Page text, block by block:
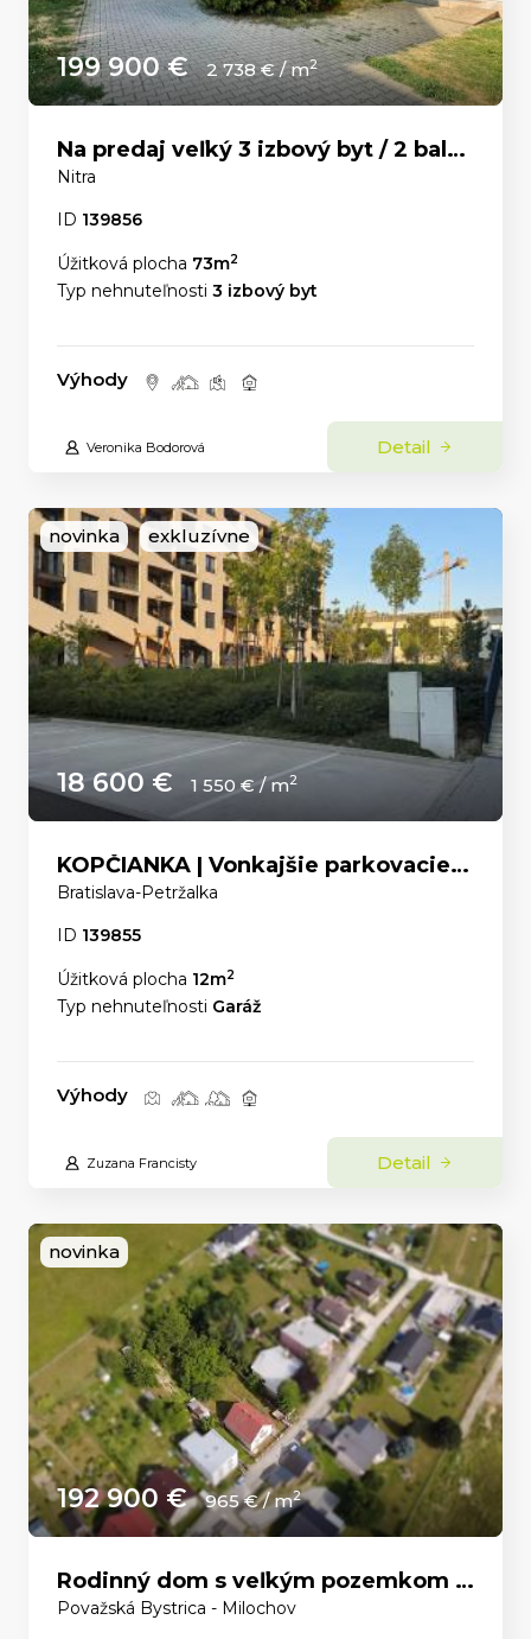
199 900 € 2 738 € / m2
Na predaj veľký 3 izbový byt / 2 balkóny / Čermáň
Nitra
ID 139856
Úžitková plocha 73m2
Typ nehnuteľnosti 3 izbový byt
Výhody
Veronika Bodorová Detail
novinka exkluzívne
18 600 € 1 550 € / m2
KOPČIANKA | Vonkajšie parkovacie státie
Bratislava-Petržalka
ID 139855
Úžitková plocha 12m2
Typ nehnuteľnosti Garáž
Výhody
Zuzana Francisty Detail
novinka
192 900 € 965 € / m2
Rodinný dom s veľkým pozemkom a nádhernými výhľadmi – Dolný Milochov
Považská Bystrica - Milochov